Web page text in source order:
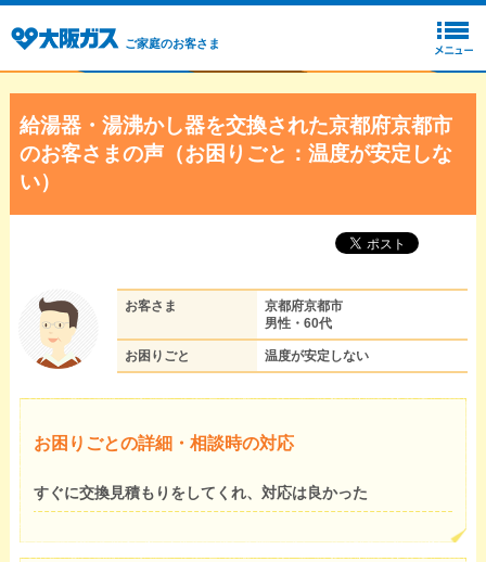
ご家庭のお客さま
給湯器・湯沸かし器を交換された京都府京都市
のお客さまの声（お困りごと：温度が安定しな
い）
お客さま
京都府京都市
男性・60代
お困りごと 温度が安定しない
お困りごとの詳細・相談時の対応
すぐに交換見積もりをしてくれ、対応は良かった